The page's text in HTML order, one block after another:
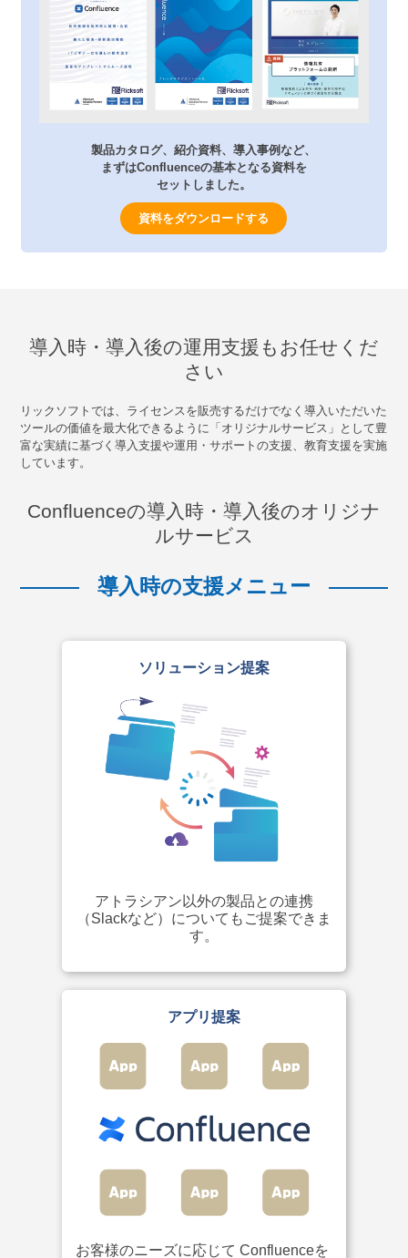
製品カタログ、紹介資料、導入事例など、
まずはConfluenceの基本となる資料を
セットしました。
資料をダウンロードする
導入時・導入後の運用支援もお任せくだ
さい
リックソフトでは、ライセンスを販売するだけでなく導入いただいた
ツールの価値を最大化できるように「オリジナルサービス」として豊
富な実績に基づく導入支援や運用・サポートの支援、教育支援を実施
しています。
Confluenceの導入時・導入後のオリジナ
ルサービス
導入時の支援メニュー
ソリューション提案
アトラシアン以外の製品との連携
（Slackなど）についてもご提案できま
す。
アプリ提案
お客様のニーズに応じて Confluenceを